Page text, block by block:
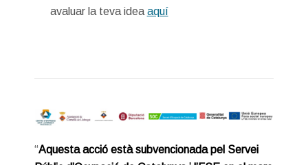
avaluar la teva idea aquí
“Aquesta acció està subvencionada pel Servei